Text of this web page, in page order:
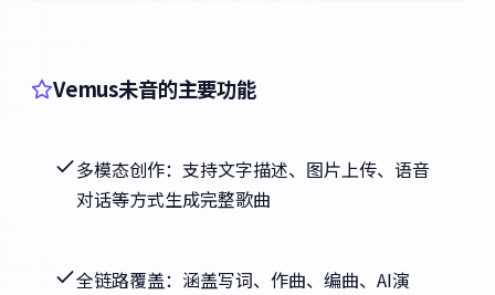
Vemus未音的主要功能
多模态创作：支持文字描述、图片上传、语音
对话等方式生成完整歌曲
全链路覆盖：涵盖写词、作曲、编曲、AI演